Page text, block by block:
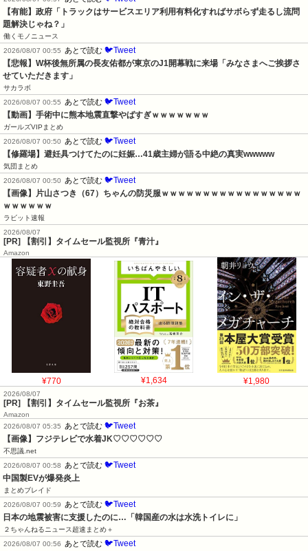
【有能】政府「トラックはサービスエリア利用有料化すればサボらず走るし流問
題解決じゃね？」
働くモノニュース
2026/08/07 00:55
あとで読む 🐦Tweet
【悲報】W杯後無所属の長友佑都が東京のJ1開幕戦に来場「みなさまへご挨拶さ
せていただきます」
サカラボ
2026/08/07 00:55
あとで読む 🐦Tweet
【動画】手術中に熊本地震直撃やばすぎｗｗｗｗｗｗｗ
ガールズVIPまとめ
2026/08/07 00:50
あとで読む 🐦Tweet
【修羅場】避妊具つけてたのに妊娠…41歳主婦が語る中絶の真実wwwww
気団まとめ
2026/08/07 00:50
あとで読む 🐦Tweet
【画像】片山さつき（67）ちゃんの防災服ｗｗｗｗｗｗｗｗｗｗｗｗｗｗｗｗｗ
ｗｗｗｗｗｗ
ラビット速報
2026/08/07
[PR] 【割引】タイムセール監視所『青汁』
Amazon
¥770 ¥1,634 ¥1,980
2026/08/07
[PR] 【割引】タイムセール監視所『お茶』
Amazon
2026/08/07 05:35
あとで読む 🐦Tweet
【画像】フジテレビで水着JK♡♡♡♡♡♡
不思議.net
2026/08/07 00:58
あとで読む 🐦Tweet
中国製EVが爆発炎上
まとめブレイド
2026/08/07 00:59
あとで読む 🐦Tweet
日本の地震被害に支援したのに…「韓国産の水は水洗トイレに」
２ちゃんねるニュース超速まとめ＋
2026/08/07 00:56
あとで読む 🐦Tweet